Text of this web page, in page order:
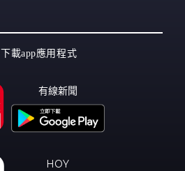
載app應用程式
有線新聞
HOY